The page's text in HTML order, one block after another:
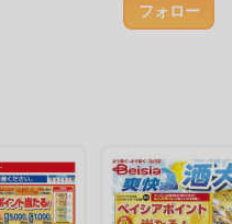
フォロー